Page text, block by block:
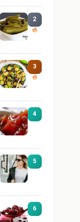
2
3
4
5
6